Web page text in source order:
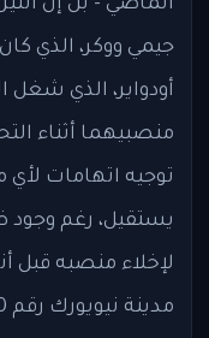
الماضي - بل إن
منصبيهما أثناء
توجيه اتهامات لأي
يستقيل، رغم وجود
لإخلاء منصبه قبل